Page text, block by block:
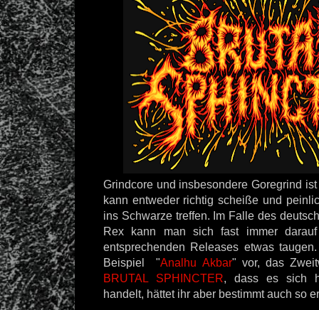
Grindcore und insbesondere Goregrind
kann entweder richtig scheiße und
ins Schwarze treffen. Im Falle des
Rex kann man sich fast immer
entsprechenden Releases etwas
Beispiel "Analhu Akbar" vor, das
BRUTAL SPHINCTER, dass es sich
handelt, hättet ihr aber bestimmt auch so